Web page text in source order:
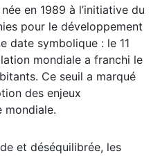
en 1989 à l’initiative du
pour le développement
date symbolique : le 11
mondiale a franchi le
Ce seuil a marqué
des enjeux
mondiale.
et déséquilibrée, les